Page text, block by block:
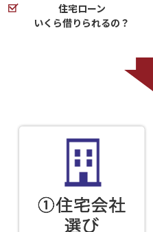
住宅ローン
いくら借りられるの？